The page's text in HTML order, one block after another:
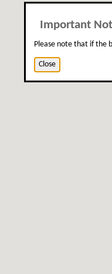
Important
Please note that if the
Close